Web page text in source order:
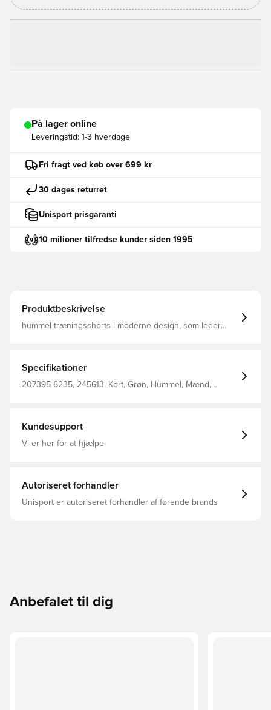
På lager online
Leveringstid: 1-3 hverdage
Fri fragt ved køb over 699 kr
30 dages returret
Unisport prisgaranti
10 milioner tilfredse kunder siden 1995
Produktbeskrivelse
hummel træningsshorts i moderne design, som leder
Regular fit Fremstillet i 100% polyester.
Specifikationer
207395-6235, 245613, Kort, Grøn, Hummel, Mænd,
Kundesupport
Vi er her for at hjælpe
Autoriseret forhandler
Unisport er autoriseret forhandler af førende brands
Anbefalet til dig